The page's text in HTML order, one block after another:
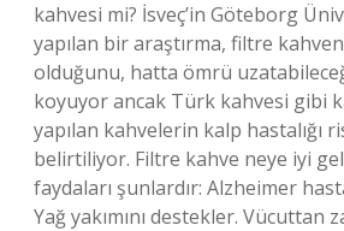
kahvesi mi? İsveç’in Göteborg
yapılan bir araştırma, filtre
olduğunu, hatta ömrü
koyuyor ancak Türk kahvesi gibi
yapılan kahvelerin kalp hastalığı
belirtiliyor. Filtre kahve neye iyi
faydaları şunlardır: Alzheimer
Yağ yakımını destekler. Vücuttan